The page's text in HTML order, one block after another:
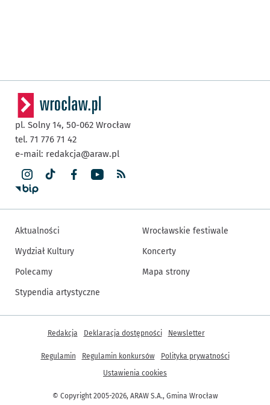
pl. Solny 14, 50-062 Wrocław
tel. 71 776 71 42
e-mail: redakcja@araw.pl
Aktualności
Wydział Kultury
Polecamy
Stypendia artystyczne
Wrocławskie festiwale
Koncerty
Mapa strony
© Copyright 2005-2026, ARAW S.A., Gmina Wrocław
Inne informacje
Redakcja Deklaracja dostępności Newsletter
Regulamin Regulamin konkursów
Polityka prywatności
Ustawienia cookies